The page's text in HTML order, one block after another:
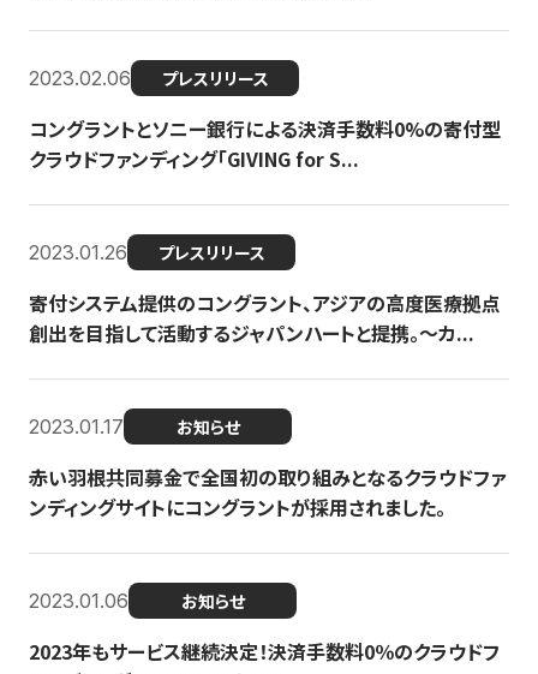
2023.02.06 プレスリリース
コングラントとソニー銀行による決済手数料0%の寄付型
クラウドファンディング「GIVING for S...
2023.01.26 プレスリリース
寄付システム提供のコングラント、アジアの高度医療拠点
創出を目指して活動するジャパンハートと提携。〜カ...
2023.01.17 お知らせ
赤い羽根共同募金で全国初の取り組みとなるクラウドファ
ンディングサイトにコングラントが採用されました。
2023.01.06 お知らせ
2023年もサービス継続決定！決済手数料0％のクラウドフ